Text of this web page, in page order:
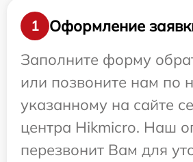
1
Оформление
Заполните форму
или позвоните нам по
указанному на сайте
центра Hikmicro. Наш
перезвонит Вам для